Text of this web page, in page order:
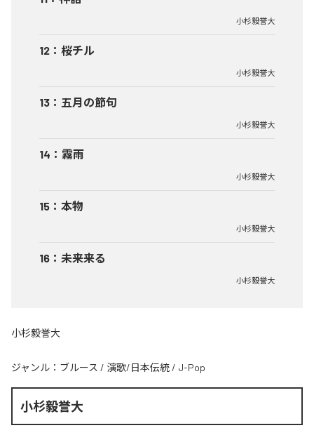
小杉毅誉大
12 ： 桜チル
小杉毅誉大
13 ： 五月の節句
小杉毅誉大
14 ： 霧雨
小杉毅誉大
15 ： 本物
小杉毅誉大
16 ： 未来来る
小杉毅誉大
小杉毅誉大
ジャンル： ブルース / 演歌/日本伝統 / J-Pop
小杉毅誉大